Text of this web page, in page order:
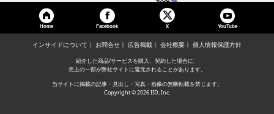
Home Facebook X YouTube
インサイドについて お問合せ 広告掲載 会社概要 個人情報保護方針
紹介した商品/サービスを購入、契約した場合に、
売上の一部が弊社サイトに還元されることがあります。
当サイトに掲載の記事・見出し・写真・画像の無断転載を禁じます。
Copyright © 2026 IID, Inc.